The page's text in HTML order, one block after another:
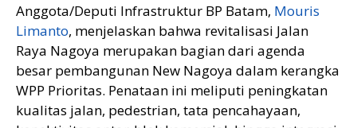
Anggota/Deputi Infrastruktur BP Batam, Mouris
Limanto, menjelaskan bahwa revitalisasi Jalan
Raya Nagoya merupakan bagian dari agenda
besar pembangunan New Nagoya dalam kerangka
WPP Prioritas. Penataan ini meliputi peningkatan
kualitas jalan, pedestrian, tata pencahayaan,